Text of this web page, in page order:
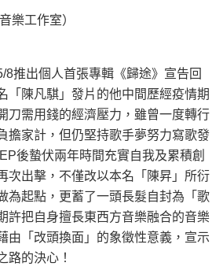
樂工作室）
8推出個人首張專輯《歸途》宣告回
「陳凡騏」發片的他中間歷經疫情期
刀需用錢的經濟壓力，雖曾一度轉行
擔家計，但仍堅持歌手夢努力寫歌發
後蟄伏兩年時間充實自我及累積創
次出擊，不僅改以本名「陳昇」所衍
為起點，更蓄了一頭長髮自封為「歌
許把自身擅長東西方音樂融合的音樂
由「改頭換面」的象徵性意義，宣示
路的決心！